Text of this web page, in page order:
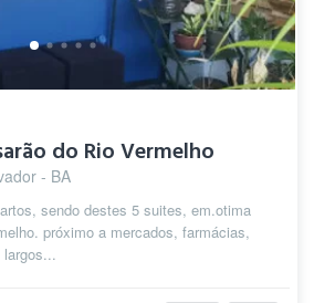
do Rio Vermelho
- BA
sendo destes 5 suites, em.otima
próximo a mercados, farmácias,